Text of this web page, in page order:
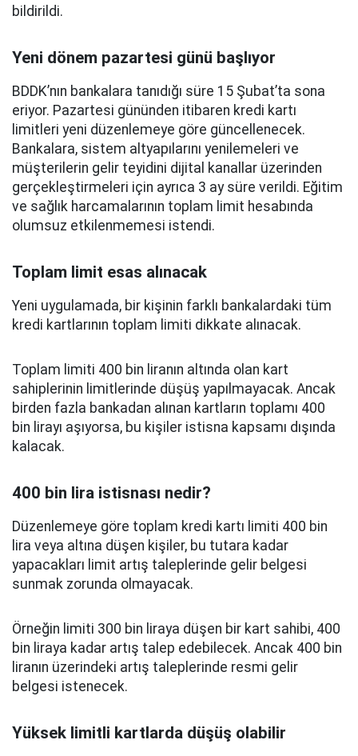
bildirildi.
Yeni dönem pazartesi günü başlıyor
BDDK’nın bankalara tanıdığı süre 15 Şubat’ta sona
eriyor. Pazartesi gününden itibaren kredi kartı
limitleri yeni düzenlemeye göre güncellenecek.
Bankalara, sistem altyapılarını yenilemeleri ve
müşterilerin gelir teyidini dijital kanallar üzerinden
gerçekleştirmeleri için ayrıca 3 ay süre verildi. Eğitim
ve sağlık harcamalarının toplam limit hesabında
olumsuz etkilenmemesi istendi.
Toplam limit esas alınacak
Yeni uygulamada, bir kişinin farklı bankalardaki tüm
kredi kartlarının toplam limiti dikkate alınacak.
Toplam limiti 400 bin liranın altında olan kart
sahiplerinin limitlerinde düşüş yapılmayacak. Ancak
birden fazla bankadan alınan kartların toplamı 400
bin lirayı aşıyorsa, bu kişiler istisna kapsamı dışında
kalacak.
400 bin lira istisnası nedir?
Düzenlemeye göre toplam kredi kartı limiti 400 bin
lira veya altına düşen kişiler, bu tutara kadar
yapacakları limit artış taleplerinde gelir belgesi
sunmak zorunda olmayacak.
Örneğin limiti 300 bin liraya düşen bir kart sahibi, 400
bin liraya kadar artış talep edebilecek. Ancak 400 bin
liranın üzerindeki artış taleplerinde resmi gelir
belgesi istenecek.
Yüksek limitli kartlarda düşüş olabilir